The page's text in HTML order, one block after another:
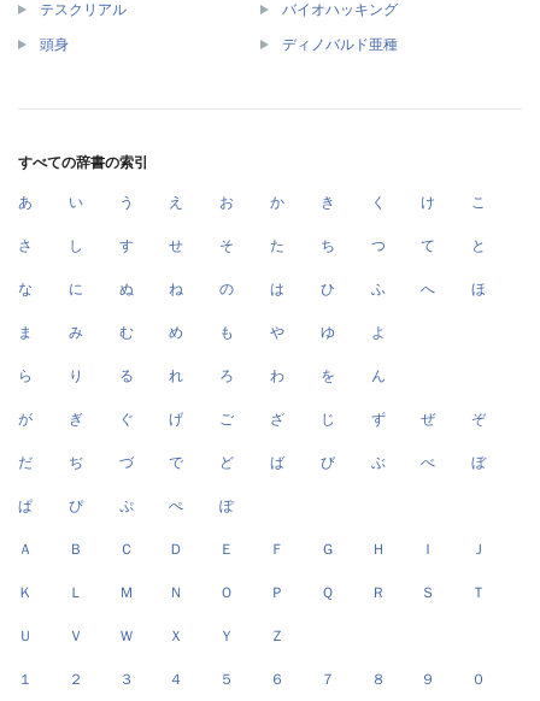
テスクリアル バイオハッキング
頭身 ディノバルド亜種
すべての辞書の索引
あ い う え お か き く け こ
さ し す せ そ た ち つ て と
な に ぬ ね の は ひ ふ へ ほ
ま み む め も や ゆ よ
ら り る れ ろ わ を ん
が ぎ ぐ げ ご ざ じ ず ぜ ぞ
だ ぢ づ で ど ば び ぶ べ ぼ
ぱ ぴ ぷ ぺ ぽ
Ａ Ｂ Ｃ Ｄ Ｅ Ｆ Ｇ Ｈ Ｉ Ｊ
Ｋ Ｌ Ｍ Ｎ Ｏ Ｐ Ｑ Ｒ Ｓ Ｔ
Ｕ Ｖ Ｗ Ｘ Ｙ Ｚ
１ ２ ３ ４ ５ ６ ７ ８ ９ ０